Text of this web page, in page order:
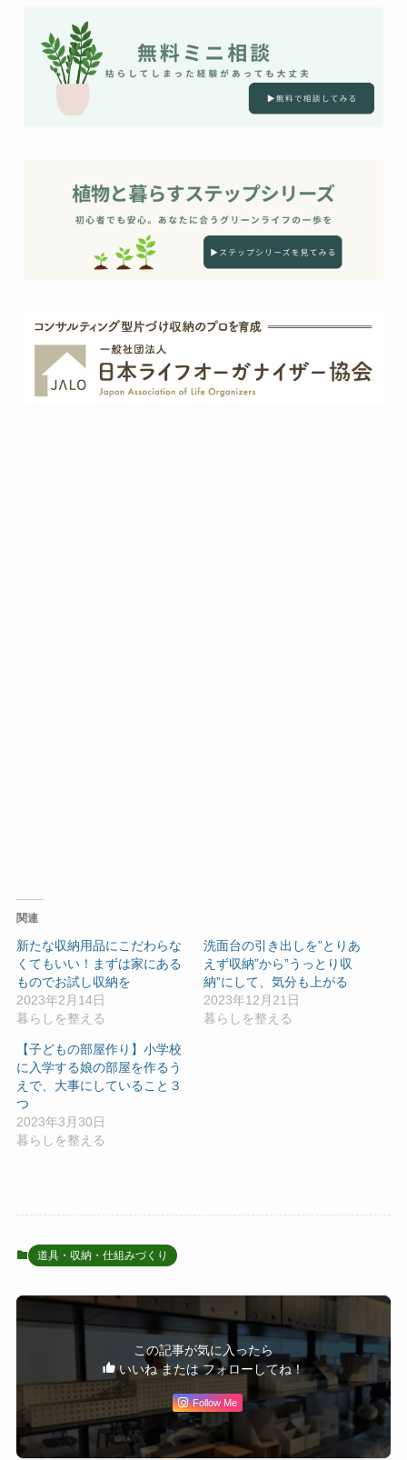
関連
新たな収納用品にこだわらな
くてもいい！まずは家にある
ものでお試し収納を
2023年2月14日
暮らしを整える
洗面台の引き出しを”とりあ
えず収納”から”うっとり収
納”にして、気分も上がる
2023年12月21日
暮らしを整える
【子どもの部屋作り】小学校
に入学する娘の部屋を作るう
えで、大事にしていること３
つ
2023年3月30日
暮らしを整える
道具・収納・仕組みづくり
この記事が気に入ったら
いいね または フォローしてね！
Follow Me